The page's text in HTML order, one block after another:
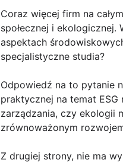
Coraz więcej firm na
społecznej i ekologicznej.
aspektach
specjalistyczne studia?
Odpowiedź na to pytanie
praktycznej na temat
zarządzania, czy ekologii
zrównoważonym
Z drugiej strony, nie ma